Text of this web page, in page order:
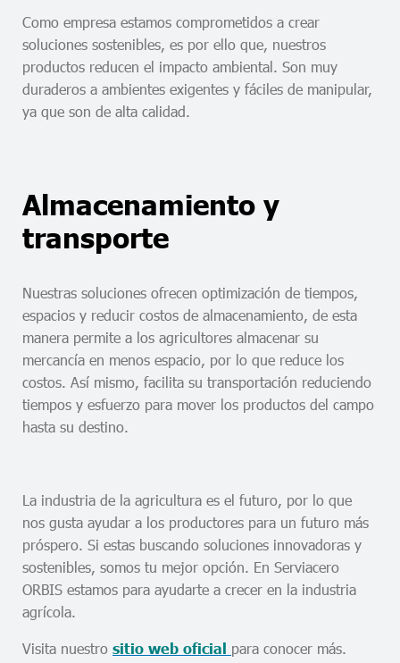
Como empresa estamos comprometidos a crear
soluciones sostenibles, es por ello que, nuestros
productos reducen el impacto ambiental. Son muy
duraderos a ambientes exigentes y fáciles de manipular,
ya que son de alta calidad.
Almacenamiento y
transporte
Nuestras soluciones ofrecen optimización de tiempos,
espacios y reducir costos de almacenamiento, de esta
manera permite a los agricultores almacenar su
mercancía en menos espacio, por lo que reduce los
costos. Así mismo, facilita su transportación reduciendo
tiempos y esfuerzo para mover los productos del campo
hasta su destino.
La industria de la agricultura es el futuro, por lo que
nos gusta ayudar a los productores para un futuro más
próspero. Si estas buscando soluciones innovadoras y
sostenibles, somos tu mejor opción. En Serviacero
ORBIS estamos para ayudarte a crecer en la industria
agrícola.
Visita nuestro sitio web oficial para conocer más.